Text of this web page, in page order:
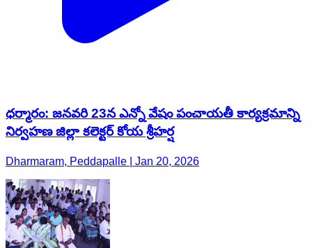
ధర్మారం: జనవరి 23న ఎన్నో వేషం పంచాయతీ కార్యక్రమాన్ని
నిర్వహణ జిల్లా కలెక్టర్ కోయ శ్రీహర్ష
Dharmaram, Peddapalle | Jan 20, 2026